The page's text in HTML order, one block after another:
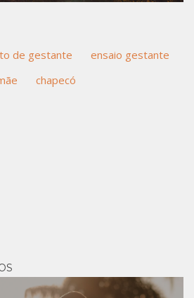
de gestante
ensaio gestante
chapecó